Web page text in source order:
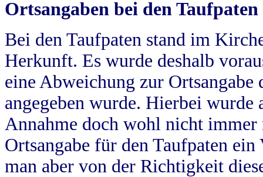
Ortsangaben bei den Taufpaten
Bei den Taufpaten stand im
Herkunft. Es wurde deshalb
eine Abweichung zur
angegeben wurde. Hierbei wurde
Annahme doch wohl nicht
Ortsangabe für den Taufpaten
man aber von der Richtigkeit